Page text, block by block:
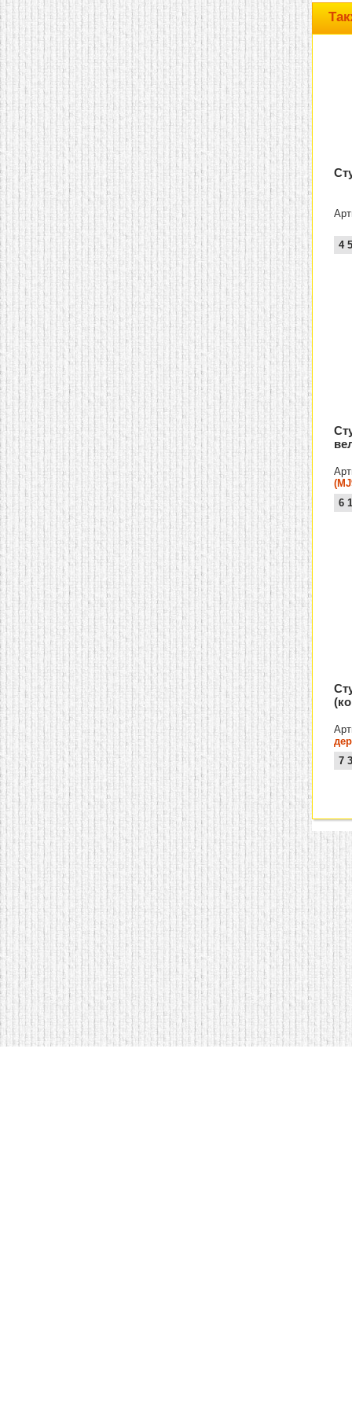
домашнем использовании.
Эта мебель имеет
некоторые преимущества
перед той же стенкой для
гостиной, к примеру,
поскольку она более
легкая и не загромождает
пространство. В спальне
этот предмет можно
поставить у изголовья
кровати, чтобы заполнить
пустующее там
место.
Также стеллажи
очень часто используют в
качестве разграничителей
комнаты, например, на
рабочую зону и
пространство для отдыха.
Особенно это актуально
для однокомнатных
квартир.
4
6
7